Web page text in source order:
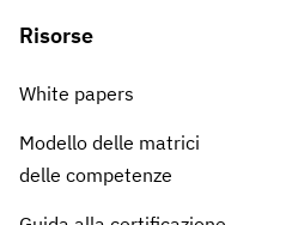
Risorse
White papers
Modello delle matrici
delle competenze